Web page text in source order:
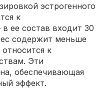
эстрогенного
к
ее состав входит 30
содержит меньше
к
Эти
обеспечивающая
эффект.